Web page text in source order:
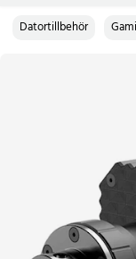
Datortillbehör